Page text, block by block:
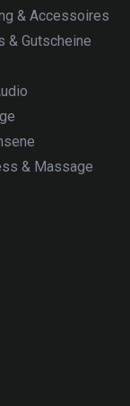
& Accessoires
& Gutscheine
& Massage